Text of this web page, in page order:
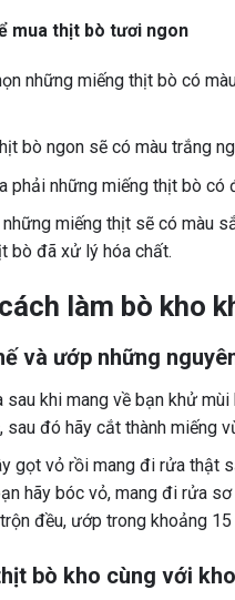
mua thịt bò tươi ngon
những miếng thịt bò có
bò ngon sẽ có màu trắng
phải những miếng thịt bò
miếng thịt sẽ có màu
bò đã xử lý hóa chất.
làm bò kho
và ướp những
sau khi mang về bạn khử
đó hãy cắt thành miếng
gọt vỏ rồi mang đi rửa thật
hãy bóc vỏ, mang đi rửa
đều, ướp trong khoảng
bò kho cùng với